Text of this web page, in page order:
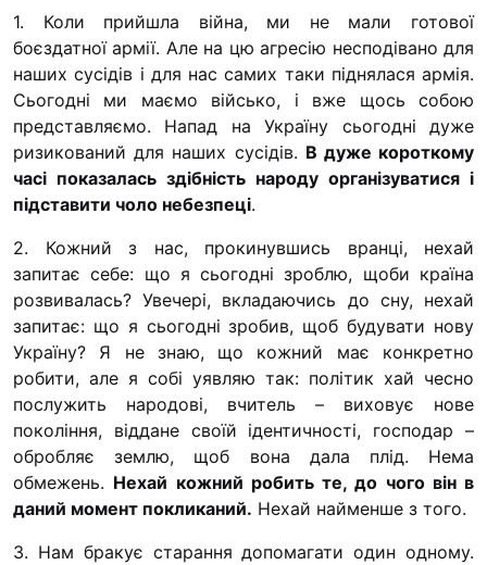
Підтримати сім’ю
“#Усинови_ТИ”
Законодавство
Освіта
Контакти
(096) 749 79 80
procopecj@gmail.com
1. Коли прийшла війна, ми не мали готової
боєздатної армії. Але на цю агресію несподівано для
наших сусідів і для нас самих таки піднялася армія.
Сьогодні ми маємо військо, і вже щось собою
представляємо. Напад на Україну сьогодні дуже
ризикований для наших сусідів. В дуже короткому
часі показалась здібність народу організуватися і
підставити чоло небезпеці.
2. Кожний з нас, прокинувшись вранці, нехай
запитає себе: що я сьогодні зроблю, щоби країна
розвивалась? Увечері, вкладаючись до сну, нехай
запитає: що я сьогодні зробив, щоб будувати нову
Україну? Я не знаю, що кожний має конкретно
робити, але я собі уявляю так: політик хай чесно
послужить народові, вчитель – виховує нове
покоління, віддане своїй ідентичності, господар –
обробляє землю, щоб вона дала плід. Нема
обмежень. Нехай кожний робить те, до чого він в
даний момент покликаний. Нехай найменше з того.
3. Нам бракує старання допомагати один одному.